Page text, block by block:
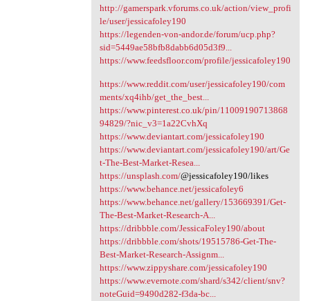
http://gamerspark.vforums.co.uk/action/view_profi
le/user/jessicafoley190
https://legenden-von-andor.de/forum/ucp.php?
sid=5449ae58bfb8dabb6d05d3f9...
https://www.feedsfloor.com/profile/jessicafoley190
https://www.reddit.com/user/jessicafoley190/com
ments/xq4ihb/get_the_best...
https://www.pinterest.co.uk/pin/11009190713868
94829/?nic_v3=1a22CvhXq
https://www.deviantart.com/jessicafoley190
https://www.deviantart.com/jessicafoley190/art/Ge
t-The-Best-Market-Resea...
https://unsplash.com/@jessicafoley190/likes
https://www.behance.net/jessicafoley6
https://www.behance.net/gallery/153669391/Get-
The-Best-Market-Research-A...
https://dribbble.com/JessicaFoley190/about
https://dribbble.com/shots/19515786-Get-The-
Best-Market-Research-Assignm...
https://www.zippyshare.com/jessicafoley190
https://www.evernote.com/shard/s342/client/snv?
noteGuid=9490d282-f3da-bc...